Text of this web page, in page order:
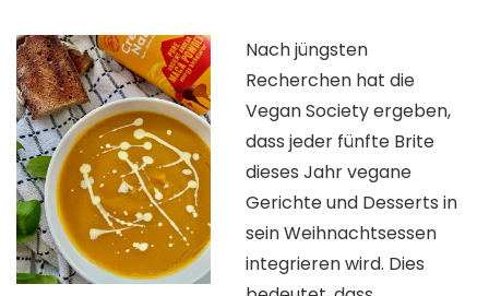
Nach jüngsten
Recherchen hat die
Vegan Society ergeben,
dass jeder fünfte Brite
dieses Jahr vegane
Gerichte und Desserts in
sein Weihnachtsessen
integrieren wird. Dies